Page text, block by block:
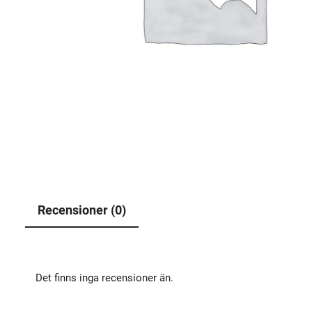
Recensioner (0)
Det finns inga recensioner än.